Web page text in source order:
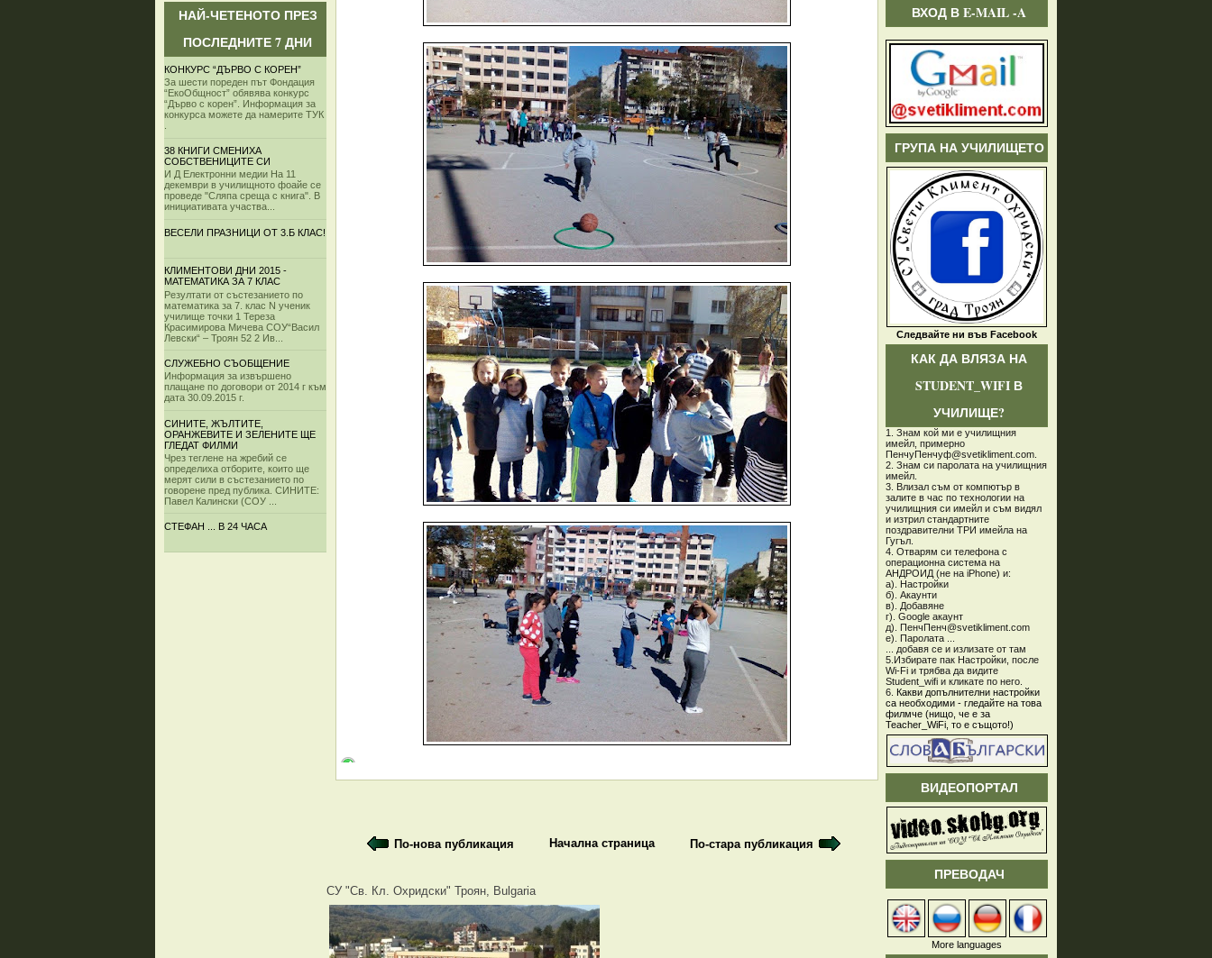
НАЙ-ЧЕТЕНОТО ПРЕЗ
ПОСЛЕДНИТЕ 7 ДНИ
КОНКУРС “ДЪРВО С КОРЕН”
За шести пореден път Фондация
“ЕкоОбщност” обявява конкурс
“Дърво с корен”. Информация за
конкурса можете да намерите ТУК
38 КНИГИ СМЕНИХА
СОБСТВЕНИЦИТЕ СИ
И Д Електронни медии На 11
декември в училищното фоайе се
проведе "Сляпа среща с книга". В
инициативата участва...
ВЕСЕЛИ ПРАЗНИЦИ ОТ 3.Б КЛАС!
КЛИМЕНТОВИ ДНИ 2015 -
МАТЕМАТИКА ЗА 7 КЛАС
Резултати от състезанието по
математика за 7. клас N ученик
училище точки 1 Тереза
Красимирова Мичева СОУ“Васил
Левски“ – Троян 52 2 Ив...
СЛУЖЕБНО СЪОБЩЕНИЕ
Информация за извършено
плащане по договори от 2014 г към
дата 30.09.2015 г.
СИНИТЕ, ЖЪЛТИТЕ,
ОРАНЖЕВИТЕ И ЗЕЛЕНИТЕ ЩЕ
ГЛЕДАТ ФИЛМИ
Чрез теглене на жребий се
определиха отборите, които ще
мерят сили в състезанието по
говорене пред публика. СИНИТЕ:
Павел Калински (СОУ ...
СТЕФАН ... В 24 ЧАСА
По-нова публикация По-стара публикация
Начална страница
СУ "Св. Кл. Охридски" Троян, Bulgaria
ВХОД В E-MAIL -A
ГРУПА НА УЧИЛИЩЕТО
Следвайте ни във Facebook
КАК ДА ВЛЯЗА НА
STUDENT_WIFI В
УЧИЛИЩЕ?
1. Знам кой ми е училищния
имейл, примерно
ПенчуПенчуф@svetikliment.com.
2. Знам си паролата на училищния
имейл.
3. Влизал съм от компютър в
залите в час по технологии на
училищния си имейл и съм видял
и изтрил стандартните
поздравителни ТРИ имейла на
Гугъл.
4. Отварям си телефона с
операционна система на
АНДРОИД (не на iPhone) и:
а). Настройки
б). Акаунти
в). Добавяне
г). Google акаунт
д). ПенчПенч@svetikliment.com
е). Паролата ...
... добавя се и излизате от там
5.Избирате пак Настройки, после
Wi-Fi и трябва да видите
Student_wifi и кликате по него.
6. Какви допълнителни настройки
са необходими - гледайте на това
филмче (нищо, че е за
Teacher_WiFi, то е същото!)
ВИДЕОПОРТАЛ
ПРЕВОДАЧ
More languages